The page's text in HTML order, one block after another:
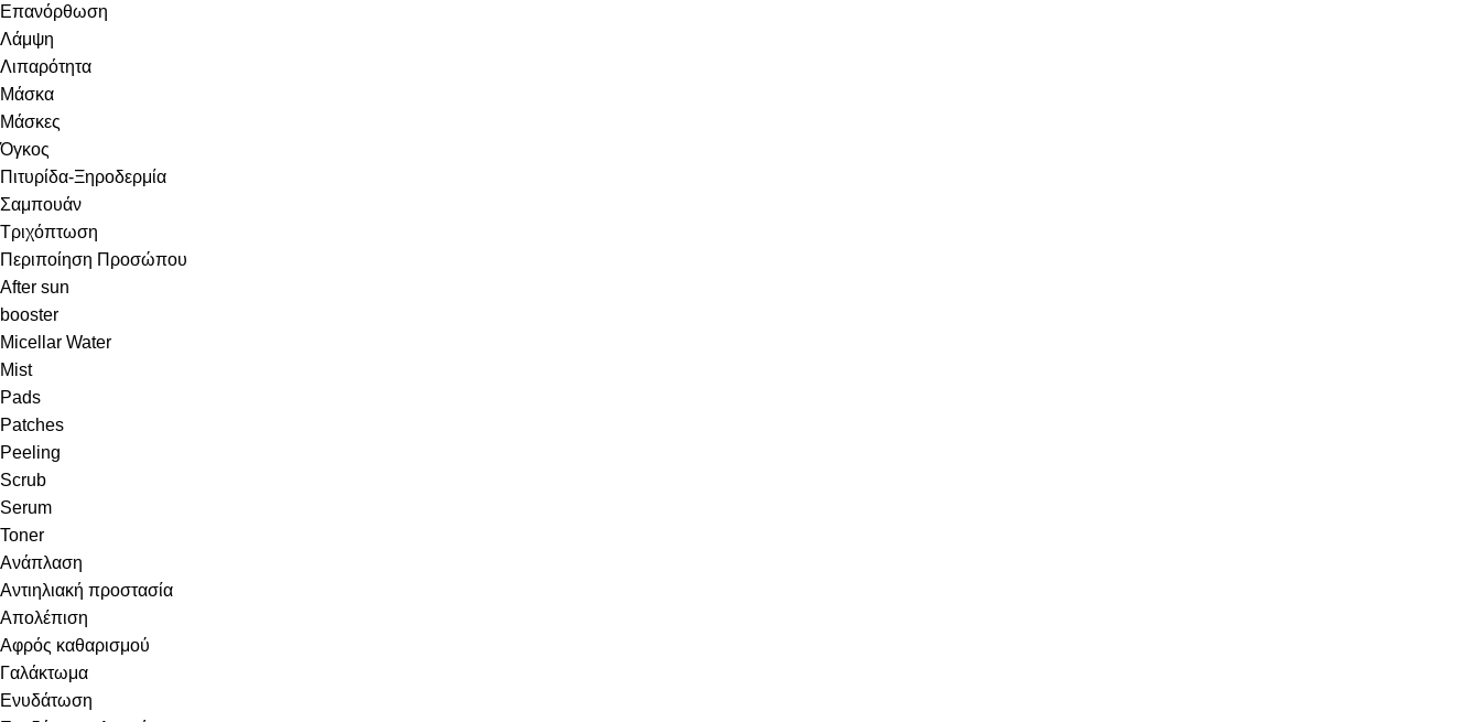
Επανόρθωση
Λάμψη
Λιπαρότητα
Μάσκα
Μάσκες
Όγκος
Πιτυρίδα-Ξηροδερμία
Σαμπουάν
Τριχόπτωση
Περιποίηση Προσώπου
After sun
booster
Micellar Water
Mist
Pads
Patches
Peeling
Scrub
Serum
Toner
Ανάπλαση
Αντιηλιακή προστασία
Απολέπιση
Αφρός καθαρισμού
Γαλάκτωμα
Ενυδάτωση